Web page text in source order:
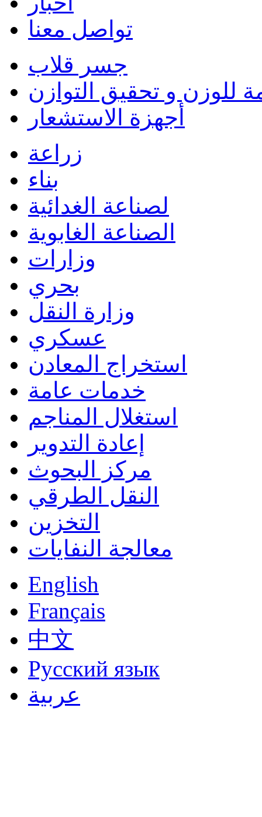
تواصل معنا
جسر قلاب
للوزن و تحقيق التوازن
أجهزة الاستشعار
زراعة
بناء
لصناعة الغدائية
الصناعة الغابوية
وزارات
بحري
وزارة النقل
عسكري
استخراج المعادن
خدمات عامة
استغلال المناجم
إعادة التدوير
مركز البحوث
النقل الطرقي
التخزين
معالجة النفايات
English
Français
中文
Русский язык
عربية